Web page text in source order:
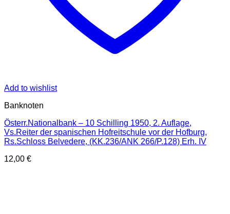
Add to wishlist
Banknoten
Österr.Nationalbank – 10 Schilling 1950, 2. Auflage,
Vs.Reiter der spanischen Hofreitschule vor der Hofburg,
Rs.Schloss Belvedere, (KK.236/ANK 266/P.128) Erh. IV
12,00 €